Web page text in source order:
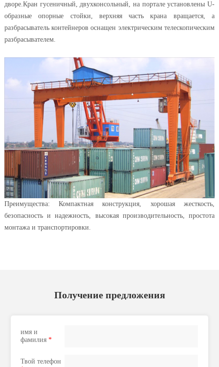
дворе.Кран гусеничный, двухконсольный, на портале установлены U-
образные опорные стойки, верхняя часть крана вращается, а
разбрасыватель контейнеров оснащен электрическим телескопическим
разбрасывателем.
Преимущества: Компактная конструкция, хорошая жесткость,
безопасность и надежность, высокая производительность, простота
монтажа и транспортировки.
Получение предложения
имя и
фамилия*
Твой телефон